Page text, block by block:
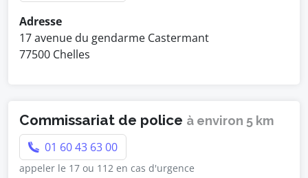
Adresse
17 avenue du gendarme Castermant
77500 Chelles
Commissariat de police à environ 5 km
01 60 43 63 00
appeler le 17 ou 112 en cas d'urgence